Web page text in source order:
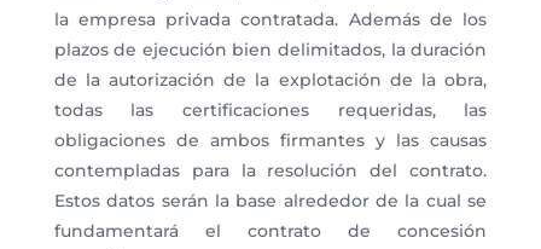
la empresa privada contratada. Además de los
plazos de ejecución bien delimitados, la duración
de la autorización de la explotación de la obra,
todas las certificaciones requeridas, las
obligaciones de ambos firmantes y las causas
contempladas para la resolución del contrato.
Estos datos serán la base alrededor de la cual se
fundamentará el contrato de concesión